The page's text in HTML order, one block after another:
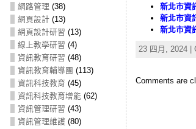
網路管理 (38)
網頁設計(13)
網頁設計研習 (13)
線上教學研習 (4)
資訊教育研習 (48)
資訊教育輔導團 (113)
資訊科技教育 (45)
資訊科技教育增能(62)
資訊管理研習 (43)
資訊管理維護(80)
新北市資
新北市資
新北市資
23 四月, 2024 |
Comments are